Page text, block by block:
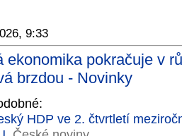
9:33
ekonomika pokračuje v
brzdou - Novinky
HDP ve 2. čtvrtletí